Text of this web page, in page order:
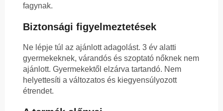
fagynak.
Biztonsági figyelmeztetések
Ne lépje túl az ajánlott adagolást. 3 év alatti
gyermekeknek, várandós és szoptató nőknek nem
ajánlott. Gyermekektől elzárva tartandó. Nem
helyettesíti a változatos és kiegyensúlyozott
étrendet.